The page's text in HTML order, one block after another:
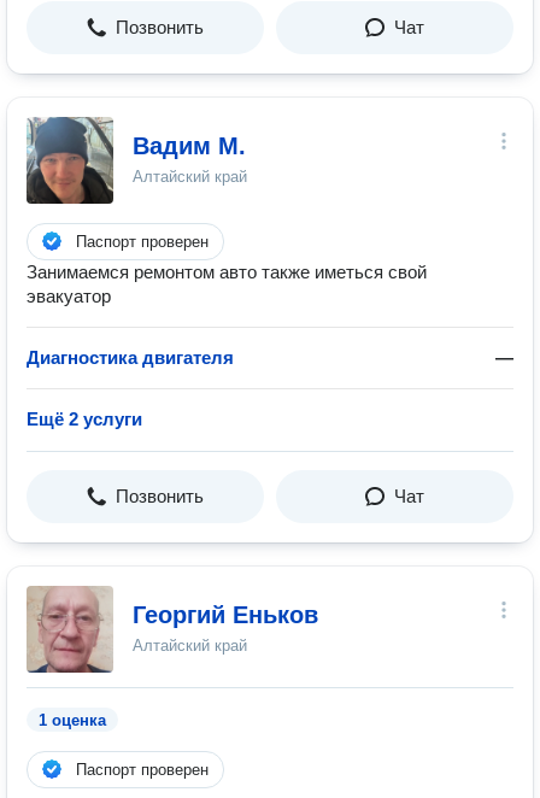
Позвонить Чат
Вадим М.
Алтайский край
Паспорт проверен
Занимаемся ремонтом авто также иметься свой
эвакуатор
Диагностика двигателя —
Ещё 2 услуги
Позвонить Чат
Георгий Еньков
Алтайский край
1 оценка
Паспорт проверен